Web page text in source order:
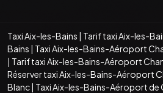
Taxi Aix-les-Bains | Tarif taxi Aix-les-
Bains | Taxi Aix-les-Bains-Aéroport
| Tarif taxi Aix-les-Bains-Aéroport
Réserver taxi Aix-les-Bains-Aéroport
Blanc| Taxi Aix-les-Bains-Aéroport de